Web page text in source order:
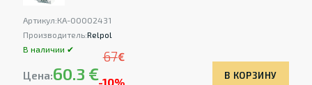
Артикул:КА-00002431
Производитель:Relpol
В наличии ✔
Цена:60.3 €
67€
-10%
В КОРЗИНУ